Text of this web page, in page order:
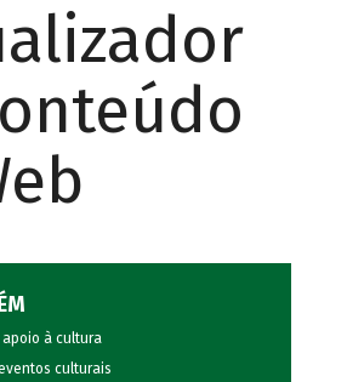
apoio à cultura
culturais